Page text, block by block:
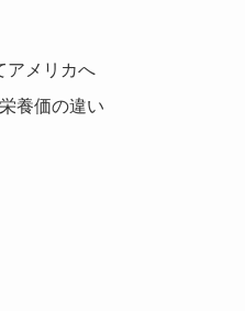
アメリカへ
養価の違い